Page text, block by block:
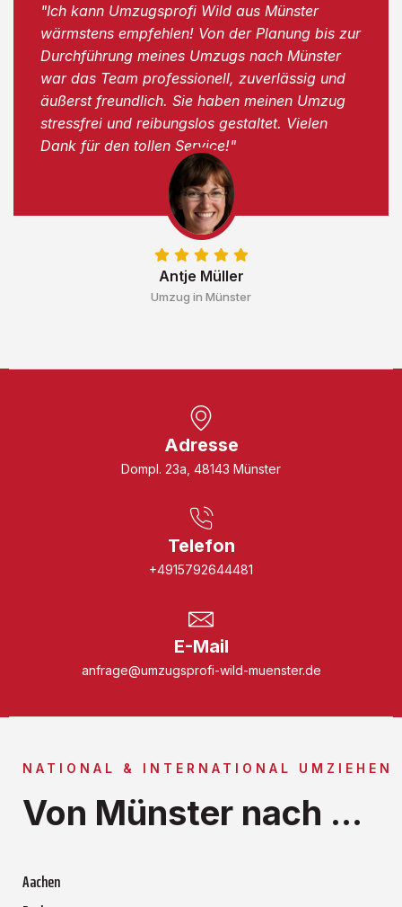
Antje Müller
Umzug in Münster
"Ich kann Umzugsprofi Wild aus Münster
wärmstens empfehlen! Von der Planung bis zur
Durchführung meines Umzugs nach Münster
war das Team professionell, zuverlässig und
äußerst freundlich. Sie haben meinen Umzug
stressfrei und reibungslos gestaltet. Vielen
Dank für den tollen Service!"
Adresse
Dompl. 23a, 48143 Münster
Telefon
+4915792644481
E-Mail
anfrage@umzugsprofi-wild-muenster.de
NATIONAL & INTERNATIONAL UMZIEHEN
Von Münster nach ...
Aachen